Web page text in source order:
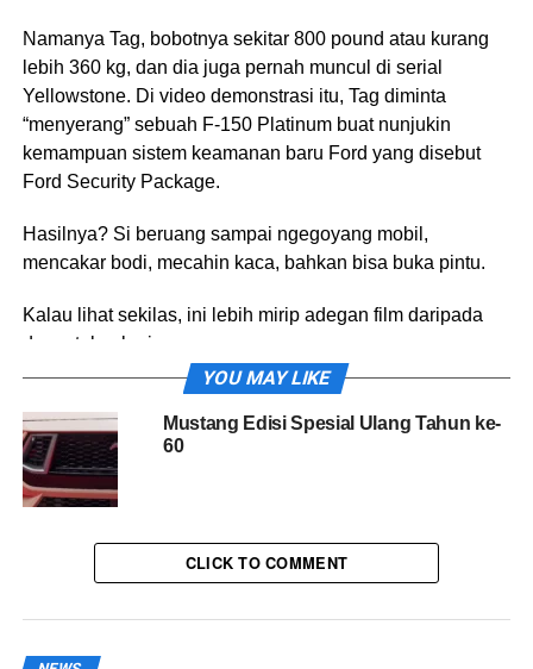
Namanya Tag, bobotnya sekitar 800 pound atau kurang
lebih 360 kg, dan dia juga pernah muncul di serial
Yellowstone. Di video demonstrasi itu, Tag diminta
“menyerang” sebuah F-150 Platinum buat nunjukin
kemampuan sistem keamanan baru Ford yang disebut
Ford Security Package.
Hasilnya? Si beruang sampai ngegoyang mobil,
mencakar bodi, mecahin kaca, bahkan bisa buka pintu.
Kalau lihat sekilas, ini lebih mirip adegan film daripada
demo teknologi.
Mobil Diserang Beruang, Tapi Ini
Bukan Cuma Gimmick
Meski kelihatan heboh, Ford sebenarnya mau nunjukin
Di Security Package ini ada beberapa fitur seperti
YOU MAY LIKE
Mustang Edisi Spesial Ulang Tahun ke-
60
CLICK TO COMMENT